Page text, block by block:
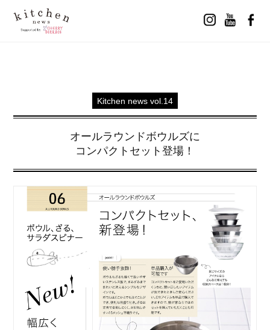
Kitchen news vol.14
オールラウンドボウルズに
コンパクトセット登場！